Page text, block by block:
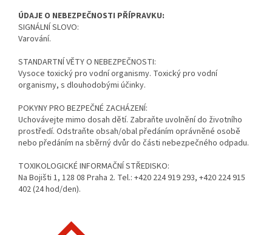
ÚDAJE O NEBEZPEČNOSTI PŘÍPRAVKU:
SIGNÁLNÍ SLOVO:
Varování.
STANDARTNÍ VĚTY O NEBEZPEČNOSTI:
Vysoce toxický pro vodní organismy. Toxický pro vodní
organismy, s dlouhodobými účinky.
POKYNY PRO BEZPEČNÉ ZACHÁZENÍ:
Uchovávejte mimo dosah dětí. Zabraňte uvolnění do životního
prostředí. Odstraňte obsah/obal předáním oprávněné osobě
nebo předáním na sběrný dvůr do části nebezpečného odpadu.
TOXIKOLOGICKÉ INFORMAČNÍ STŘEDISKO:
Na Bojišti 1, 128 08 Praha 2. Tel.: +420 224 919 293, +420 224 915
402 (24 hod/den).